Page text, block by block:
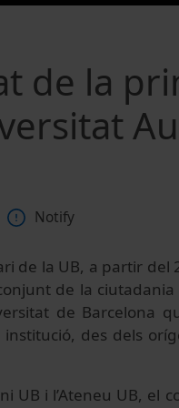
de la
Notify
de la UB, a partir del
de la
de Barcelona
institució, des dels
UB i l’Ateneu UB, el